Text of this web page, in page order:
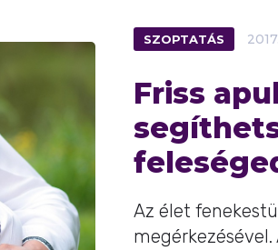
SZOPTATÁS 2017.
Friss
Az élet